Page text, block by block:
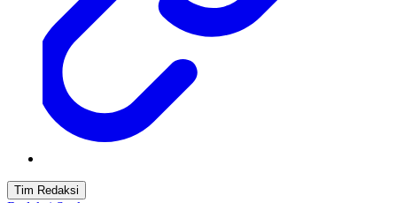
Tim Redaksi